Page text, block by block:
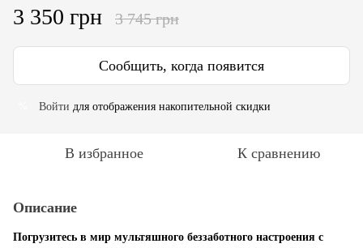
3 350 грн 3 745 грн
Сообщить, когда появится
Войти для отображения накопительной скидки
В избранное К сравнению
Описание
Погрузитесь в мир мультяшного беззаботного настроения с